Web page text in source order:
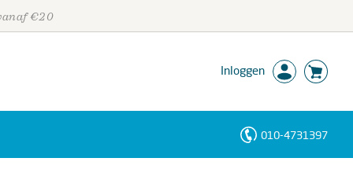
€20
Inloggen
010-4731397
Personen